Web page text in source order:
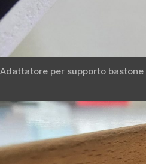
Adattatore per supporto